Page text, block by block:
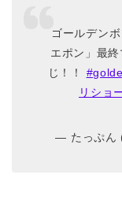
ゴールデン
エポン」最
じ！！
リショ
— たっぷん